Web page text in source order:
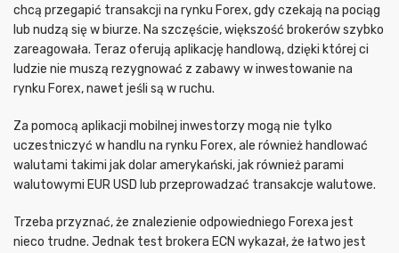
chcą przegapić transakcji na rynku Forex, gdy czekają na pociąg
lub nudzą się w biurze. Na szczęście, większość brokerów szybko
zareagowała. Teraz oferują aplikację handlową, dzięki której ci
ludzie nie muszą rezygnować z zabawy w inwestowanie na
rynku Forex, nawet jeśli są w ruchu.
Za pomocą aplikacji mobilnej inwestorzy mogą nie tylko
uczestniczyć w handlu na rynku Forex, ale również handlować
walutami takimi jak dolar amerykański, jak również parami
walutowymi EUR USD lub przeprowadzać transakcje walutowe.
Trzeba przyznać, że znalezienie odpowiedniego Forexa jest
nieco trudne. Jednak test brokera ECN wykazał, że łatwo jest